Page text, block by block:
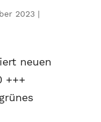
2023|
neuen
+++